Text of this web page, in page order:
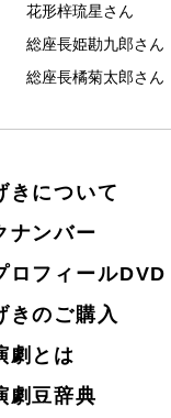
花形梓琉星さん
総座長姫勘九郎さん
総座長橘菊太郎さん
きについて
ナンバー
ロフィールDVD
きのご購入
劇とは
劇豆辞典